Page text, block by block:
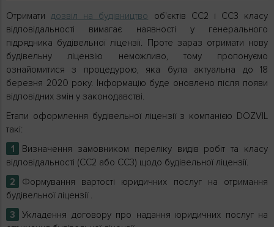
Отриматидозвіл на будівництво об'єктів СС2 і СС3 класу
відповідальності вимагає наявності у генерального
підрядника будівельної ліцензії. Проте зараз отримати нову
будівельну ліцензію неможливо, тому пропонуємо
ознайомитися з процедурою, яка була актуальна до 18
березня 2020 року. Інформацію буде оновлено після появи
відповідних змін у законодавстві.
Етапи оформлення будівельної ліцензії з компанією DOZVIL
такі:
Визначення замовником переліку видів робіт та класу
відповідальності (СС2 або СС3) щодо будівельної ліцензії.
Формування вартості юридичних послуг на отримання
будівельної ліцензії .
Укладення договору про надання юридичних послуг на